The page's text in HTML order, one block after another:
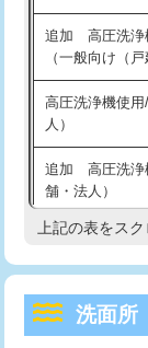
マス交換（深
コンクリート斫
コンクリート
モルタル補修（
モルタル補修
洗面台設置
追加人工
持込商品取付
給水管工事※（
給水管工事※（
給水管工事※（
給水管工事※（
め込み）)
給水管工事※（
追加 高圧洗浄
（一般向け（
高圧洗浄機使
人）
追加 高圧洗浄
舗・法人）
高度高圧洗浄換
トーラー機使用/
上記の表をスク
洗面所